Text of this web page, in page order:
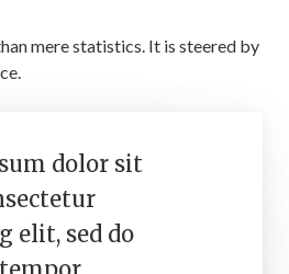
mere statistics. It is steered by
dolor sit
elit, sed do